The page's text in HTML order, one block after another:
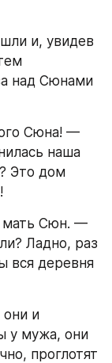
и, увидев
над Сюнами
Сюна! —
наша
Это дом
мать Сюн. —
Ладно, раз
вся деревня
и
у мужа, они
проглотят